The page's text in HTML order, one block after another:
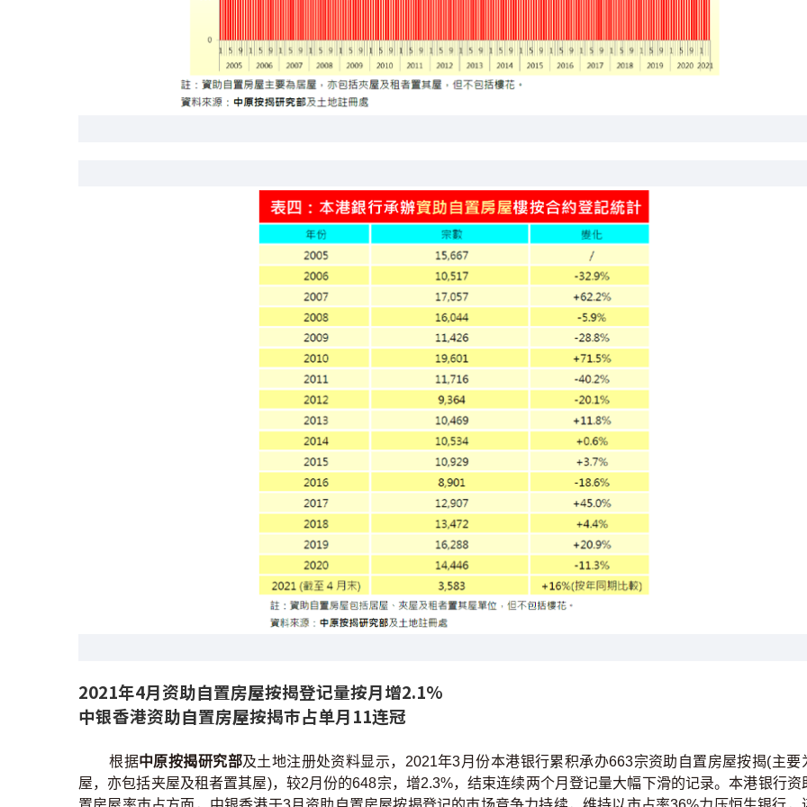
2021年4月资助自置房屋按揭登记量按月增2.1%
中银香港资助自置房屋按揭巿占单月11连冠
根据中原按揭研究部及土地注册处资料显示，2021年3月份本港银行累积承办663宗资助自置房屋按揭(主要
屋，亦包括夹屋及租者置其屋)，较2月份的648宗，增2.3%，结束连续两个月登记量大幅下滑的记录。本港银行资